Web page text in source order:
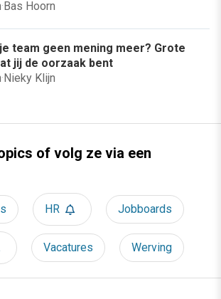
· Bas Hoorn
team geen mening meer? Grote
jij de oorzaak bent
· Nieky Klijn
of volg ze via een
HR Jobboards
Vacatures Werving